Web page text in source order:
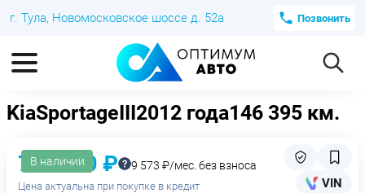
г. Тула, Новомосковское шоссе д. 52а Позвонить
KiaSportageIII2012 года146 395 км.
В наличии
759 000 ₽ 9 573 ₽/мес. без взноса
Цена актуальна при покупке в кредит VIN